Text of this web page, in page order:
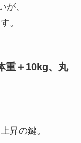
が、
。
重＋10kg、丸
昇の鍵。